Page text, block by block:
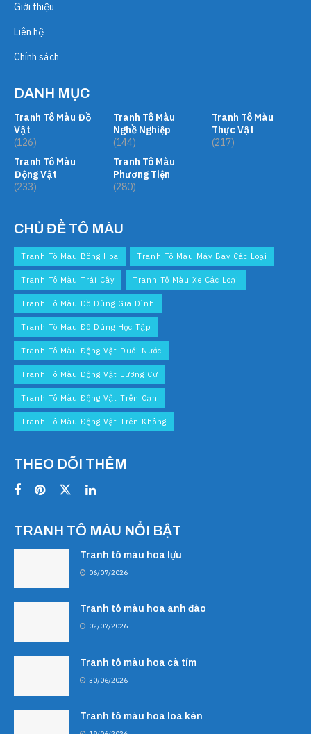
Giới thiệu
Liên hệ
Chính sách
DANH MỤC
Tranh Tô Màu Đồ
Vật
(126)
Tranh Tô Màu
Động Vật
(233)
Tranh Tô Màu
Nghề Nghiệp
(144)
Tranh Tô Màu
Phương Tiện
(280)
Tranh Tô Màu
Thực Vật
(217)
CHỦ ĐỀ TÔ MÀU
Tranh Tô Màu Bông Hoa Tranh Tô Màu Máy Bay Các Loại
Tranh Tô Màu Trái Cây Tranh Tô Màu Xe Các Loại
Tranh Tô Màu Đồ Dùng Gia Đình
Tranh Tô Màu Đồ Dùng Học Tập
Tranh Tô Màu Động Vật Dưới Nước
Tranh Tô Màu Động Vật Lưỡng Cư
Tranh Tô Màu Động Vật Trên Cạn
Tranh Tô Màu Động Vật Trên Không
THEO DÕI THÊM
TRANH TÔ MÀU NỔI BẬT
Tranh tô màu hoa lựu
06/07/2026
Tranh tô màu hoa anh đào
02/07/2026
Tranh tô màu hoa cà tím
30/06/2026
Tranh tô màu hoa loa kèn